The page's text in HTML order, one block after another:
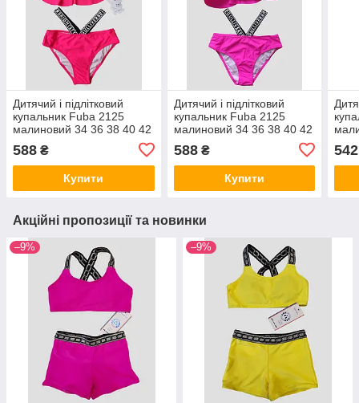
Дитячий і підлітковий
купальник Fuba 2125
малиновий 34 36 38 40 42
588 ₴
Купити
Дитячий і підлітковий
купальник Fuba 2125
малиновий 34 36 38 40 42
588₴
Купити
542
Акційні пропозиції та новинки
–9% –9%